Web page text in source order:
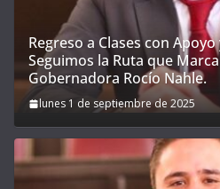
Regreso a Clases con
Seguimos la Ruta que
Gobernadora Rocío Nahle.
lunes 1 de septiembre de 2025